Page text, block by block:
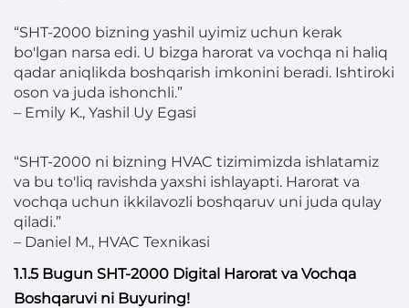
“SHT-2000 bizning yashil uyimiz uchun kerak
bo'lgan narsa edi. U bizga harorat va vochqa ni haliq
qadar aniqlikda boshqarish imkonini beradi. Ishtiroki
oson va juda ishonchli.”
– Emily K., Yashil Uy Egasi
“SHT-2000 ni bizning HVAC tizimimizda ishlatamiz
va bu to'liq ravishda yaxshi ishlayapti. Harorat va
vochqa uchun ikkilavozli boshqaruv uni juda qulay
qiladi.”
– Daniel M., HVAC Texnikasi
1.1.5 Bugun SHT-2000 Digital Harorat va Vochqa
Boshqaruvi ni Buyuring!